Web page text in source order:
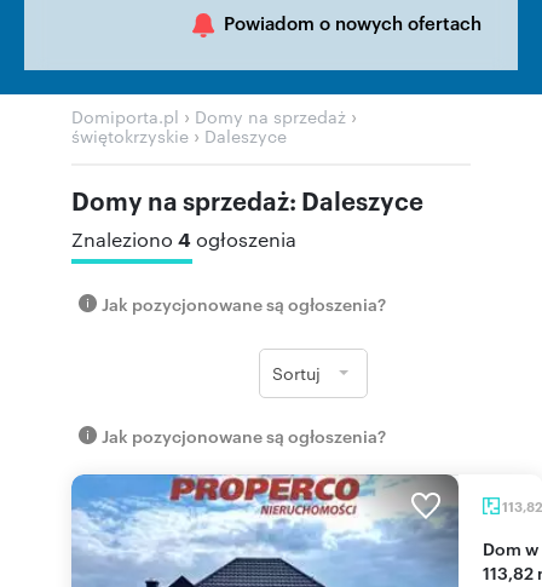
Powiadom o nowych ofertach
Domiporta.pl › Domy na sprzedaż ›
świętokrzyskie › Daleszyce
Domy na sprzedaż: Daleszyce
Znaleziono 4ogłoszenia
Jak pozycjonowane są ogłoszenia?
Sortuj
Jak pozycjonowane są ogłoszenia?
Dom w trakcie budowy z dużym potencjałem,
113,82